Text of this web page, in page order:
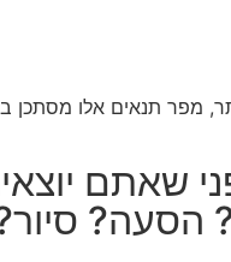
מפר תנאים אלו מסתכן
שאתם
הסעה?